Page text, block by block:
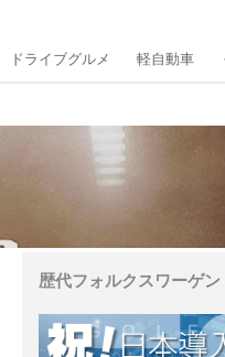
ドライブグルメ 軽自動車
歴代フォルクスワーゲ